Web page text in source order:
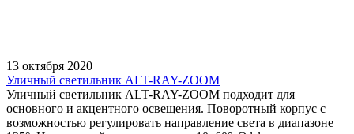
13 октября 2020
Уличный светильник ALT-RAY-ZOOM
Уличный светильник ALT-RAY-ZOOM подходит для
основного и акцентного освещения. Поворотный корпус с
возможностью регулировать направление света в диапазоне